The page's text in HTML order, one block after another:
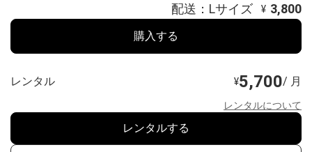
配送：Lサイズ ¥ 3,800
購入する
レンタル ¥5,700/ 月
レンタルについて
レンタルする